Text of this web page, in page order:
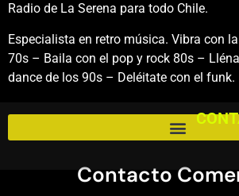
Radio de La Serena para todo Chile.
Especialista en retro música. Vibra con
70s – Baila con el pop y rock 80s –
dance de los 90s – Deléitate con el funk.
Contacto